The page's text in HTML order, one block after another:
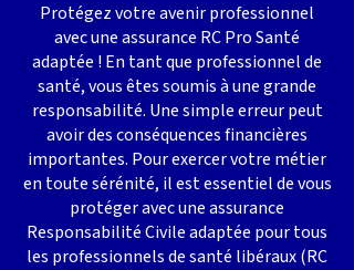
Protégez votre avenir professionnel
avec une assurance RC Pro Santé
adaptée ! En tant que professionnel de
santé, vous êtes soumis à une grande
responsabilité. Une simple erreur peut
avoir des conséquences financières
importantes. Pour exercer votre métier
en toute sérénité, il est essentiel de vous
protéger avec une assurance
Responsabilité Civile adaptée pour tous
les professionnels de santé libéraux (RC